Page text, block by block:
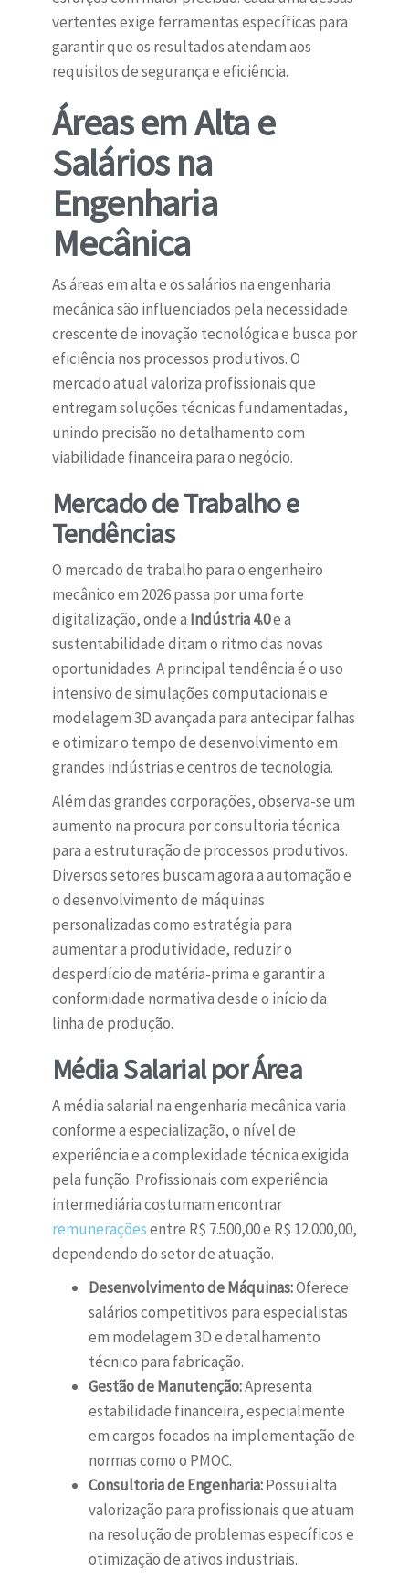
vertentes exige ferramentas específicas para
garantir que os resultados atendam aos
requisitos de segurança e eficiência.
Áreas em Alta e
Salários na
Engenharia
Mecânica
As áreas em alta e os salários na engenharia
mecânica são influenciados pela necessidade
crescente de inovação tecnológica e busca por
eficiência nos processos produtivos. O
mercado atual valoriza profissionais que
entregam soluções técnicas fundamentadas,
unindo precisão no detalhamento com
viabilidade financeira para o negócio.
Mercado de Trabalho e
Tendências
O mercado de trabalho para o engenheiro
mecânico em 2026 passa por uma forte
digitalização, onde a Indústria 4.0e a
sustentabilidade ditam o ritmo das novas
oportunidades. A principal tendência é o uso
intensivo de simulações computacionais e
modelagem 3D avançada para antecipar falhas
e otimizar o tempo de desenvolvimento em
grandes indústrias e centros de tecnologia.
Além das grandes corporações, observa-se um
aumento na procura por consultoria técnica
para a estruturação de processos produtivos.
Diversos setores buscam agora a automação e
o desenvolvimento de máquinas
personalizadas como estratégia para
aumentar a produtividade, reduzir o
desperdício de matéria-prima e garantir a
conformidade normativa desde o início da
linha de produção.
Média Salarial por Área
A média salarial na engenharia mecânica varia
conforme a especialização, o nível de
experiência e a complexidade técnica exigida
pela função. Profissionais com experiência
intermediária costumam encontrar
remuneraçõesentre R$ 7.500,00 e R$ 12.000,00,
dependendo do setor de atuação.
Desenvolvimento de Máquinas:Oferece
salários competitivos para especialistas
em modelagem 3D e detalhamento
técnico para fabricação.
Gestão de Manutenção:Apresenta
estabilidade financeira, especialmente
em cargos focados na implementação de
normas como o PMOC.
Consultoria de Engenharia:Possui alta
valorização para profissionais que atuam
na resolução de problemas específicos e
otimização de ativos industriais.